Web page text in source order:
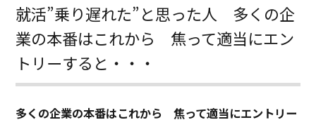
就活”乗り遅れた”と思った人 多くの企
業の本番はこれから 焦って適当にエン
トリーすると・・・
多くの企業の本番はこれから 焦って適当にエントリー